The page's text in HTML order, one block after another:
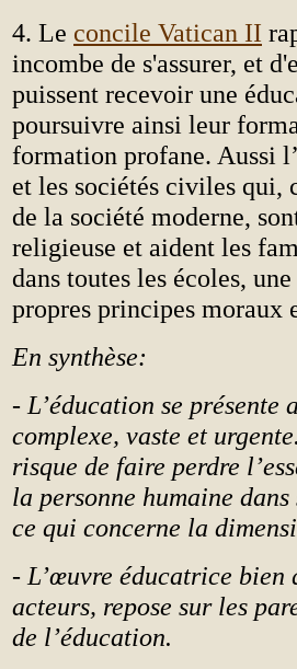
4. Le concile Vatican II
incombe de s'assurer, et
puissent recevoir une
poursuivre ainsi leur
formation profane. Aussi
et les sociétés civiles qui,
de la société moderne,
religieuse et aident les
dans toutes les écoles,
propres principes moraux
En synthèse:
- L’éducation se présente
complexe, vaste et
risque de faire perdre
la personne humaine
ce qui concerne la
- L’œuvre éducatrice bien
acteurs, repose sur les
de l’éducation.